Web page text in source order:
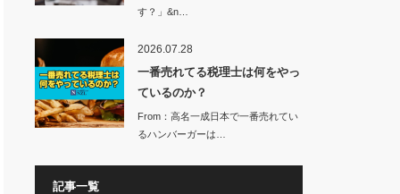
す？」&n…
2026.07.28
一番売れてる税理士は何をやっ
ているのか？
From：高名一成日本で一番売れてい
るハンバーガーは…
記事一覧